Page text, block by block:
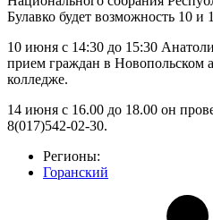
Булавко будет возможность 10 и
10 июня с 14:30 до 15:30
прием граждан в Новопольском
колледже.
14 июня с 16.00 до 18.00 он
8(017)542-02-30.
Регионы:
Горанский